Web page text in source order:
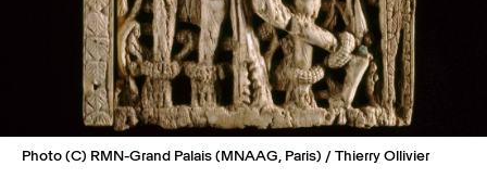
Photo (C) RMN-Grand Palais (MNAAG, Paris) / Thierry Ollivier